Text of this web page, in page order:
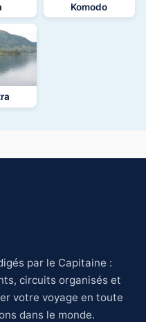
Komodo
par le Capitaine :
circuits organisés et
votre voyage en toute
dans le monde.